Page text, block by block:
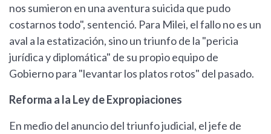
nos sumieron en una aventura suicida que pudo
costarnos todo", sentenció. Para Milei, el fallo no es un
aval a la estatización, sino un triunfo de la "pericia
jurídica y diplomática" de su propio equipo de
Gobierno para "levantar los platos rotos" del pasado.
Reforma a la Ley de Expropiaciones
En medio del anuncio del triunfo judicial, el jefe de